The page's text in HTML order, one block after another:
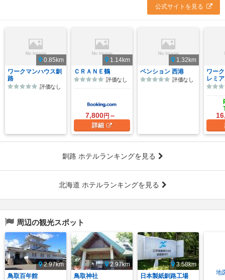
公式サイトを見る
0.85km
ワークマンハウス釧
路
評価なし
1.14km
ＣＲＡＮＥ鶴
評価なし
7,800円～
詳細
1.32km
ペンション 西港
評価なし
ワー
レミ
釧路 ホテルランキングを見る
北海道 ホテルランキングを見る
周辺の観光スポット
2.97km
鳥取百年館
2.97km
鳥取神社
3.58km
日本製紙釧路工場
地